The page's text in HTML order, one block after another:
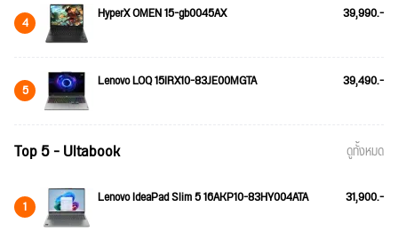
4 HyperX OMEN 15-gb0045AX 39,990.-
5 Lenovo LOQ 15IRX10-83JE00MGTA 39,490.-
Top 5 - Ultabook ดูทั้งหมด
1 Lenovo IdeaPad Slim 5 16AKP10-83HY004ATA 31,900.-